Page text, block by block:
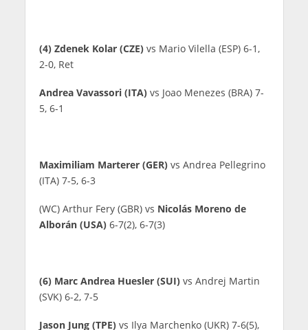
(4) Zdenek Kolar (CZE)vs Mario Vilella (ESP) 6-1,
2-0, Ret
Andrea Vavassori (ITA)vs Joao Menezes (BRA) 7-
5, 6-1
Maximiliam Marterer (GER)vs Andrea Pellegrino
(ITA) 7-5, 6-3
(WC) Arthur Fery (GBR) vs Nicolás Moreno de
Alborán (USA)6-7(2), 6-7(3)
(6) Marc Andrea Huesler (SUI)vs Andrej Martin
(SVK) 6-2, 7-5
Jason Jung (TPE)vs Ilya Marchenko (UKR) 7-6(5),